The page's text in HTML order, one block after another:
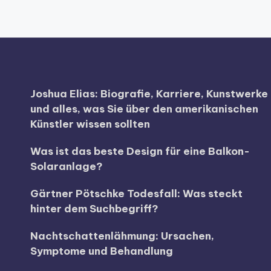
Joshua Elias: Biografie, Karriere, Kunstwerke
und alles, was Sie über den amerikanischen
Künstler wissen sollten
Was ist das beste Design für eine Balkon-
Solaranlage?
Gärtner Pötschke Todesfall: Was steckt
hinter dem Suchbegriff?
Nachtschattenlähmung: Ursachen,
Symptome und Behandlung